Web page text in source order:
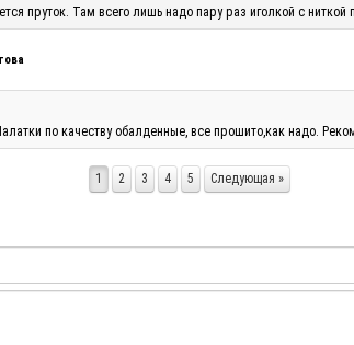
пруток. Там всего лишь надо пару раз иголкой с
по качеству обалденные, все прошито,как надо.
1 2 3 4 5 Следующая »